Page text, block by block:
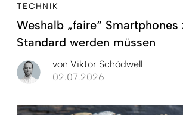
TECHNIK
Weshalb „faire“ Smartphones
Standard werden müssen
von Viktor Schödwell
02.07.2026